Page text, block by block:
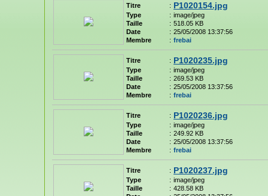
Titre : P1020154.jpg
Type : image/jpeg
Taille
: 518.05 KB
Date
: 25/05/2008 13:37:56
Membre
: frebai
Titre : P1020235.jpg
Type : image/jpeg
Taille
: 269.53 KB
Date
: 25/05/2008 13:37:56
Membre
: frebai
Titre : P1020236.jpg
Type : image/jpeg
Taille
: 249.92 KB
Date
: 25/05/2008 13:37:56
Membre
: frebai
Titre : P1020237.jpg
Type : image/jpeg
Taille
: 428.58 KB